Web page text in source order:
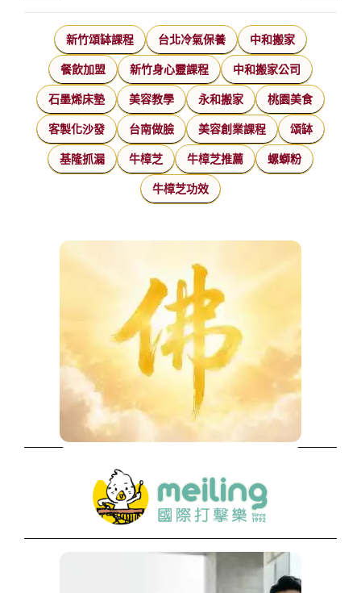
新竹頌缽課程 台北冷氣保養 中和搬家
餐飲加盟 新竹身心靈課程 中和搬家公司
石墨烯床墊 美容教學 永和搬家 桃園美食
客製化沙發 台南做臉 美容創業課程 頌缽
基隆抓漏 牛樟芝 牛樟芝推薦 螺螄粉
牛樟芝功效